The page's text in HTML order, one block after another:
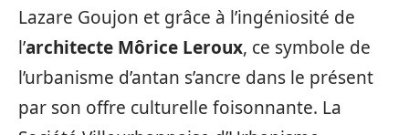
Lazare Goujon et grâce à l’ingéniosité de
l’architecte Môrice Leroux, ce symbole de
l’urbanisme d’antan s’ancre dans le présent
par son offre culturelle foisonnante. La